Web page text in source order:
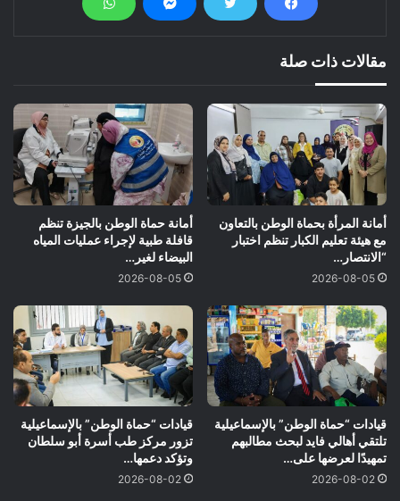
مقالات ذات صلة
أمانة المرأة بحماة الوطن بالتعاون
مع هيئة تعليم الكبار تنظم اختبار
“الانتصار…
2026-08-05
أمانة حماة الوطن بالجيزة تنظم
قافلة طبية لإجراء عمليات المياه
البيضاء لغير…
2026-08-05
قيادات “حماة الوطن” بالإسماعيلية
تلتقي أهالي فايد لبحث مطالبهم
تمهيدًا لعرضها على…
2026-08-02
قيادات “حماة الوطن” بالإسماعيلية
تزور مركز طب أسرة أبو سلطان
وتؤكد دعمها…
2026-08-02